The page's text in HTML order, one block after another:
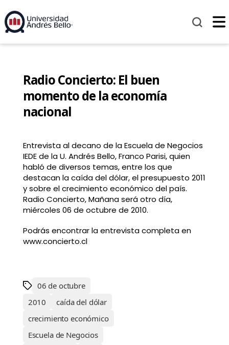
Radio Concierto: El buen
momento de la economía
nacional
Entrevista al decano de la Escuela de Negocios
IEDE de la U. Andrés Bello, Franco Parisi, quien
habló de diversos temas, entre los que
destacan la caída del dólar, el presupuesto 2011
y sobre el crecimiento económico del país.
Radio Concierto, Mañana será otro día,
miércoles 06 de octubre de 2010.
Podrás encontrar la entrevista completa en
www.concierto.cl
06 de octubre
2010
caída del dólar
crecimiento económico
Escuela de Negocios